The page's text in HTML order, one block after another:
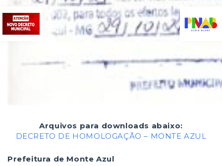
Arquivos para downloads abaixo:
DECRETO DE HOMOLOGAÇÃO – MONTE AZUL
Prefeitura de Monte Azul